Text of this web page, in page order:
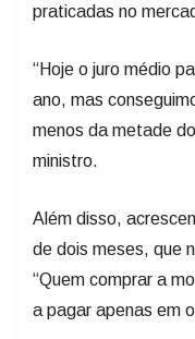
praticadas no
“Hoje o juro médio
ano, mas
menos da metade
ministro.
Além disso,
de dois meses, que
“Quem comprar a
a pagar apenas em